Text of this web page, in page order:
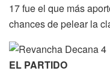
17 fue el que más
chances de pelear la
EL PARTIDO